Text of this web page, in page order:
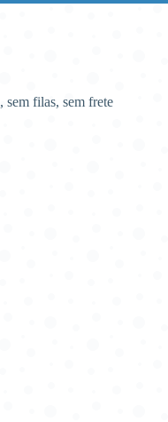
, sem filas, sem frete